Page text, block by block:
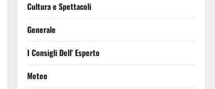
Cultura e Spettacoli
Generale
I Consigli Dell' Esperto
Meteo